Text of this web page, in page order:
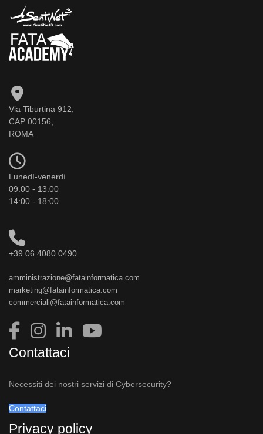
Via Tiburtina 912,
CAP 00156,
ROMA
Lunedì-venerdì
09:00 - 13:00
14:00 - 18:00
+39 06 4080 0490
amministrazione@fatainformatica.com
marketing@fatainformatica.com
commerciali@fatainformatica.com
Contattaci
Necessiti dei nostri servizi di Cybersecurity?
Contattaci
Privacy policy